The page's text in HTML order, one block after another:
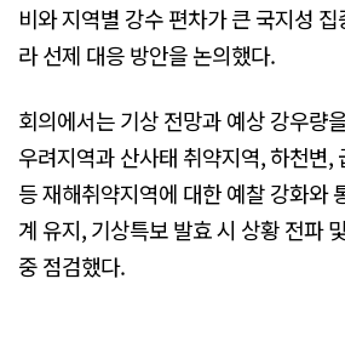
비와 지역별 강수 편차가 큰 국지성
라 선제 대응 방안을 논의했다.
회의에서는 기상 전망과 예상 강우량
우려지역과 산사태 취약지역, 하천변,
등 재해취약지역에 대한 예찰 강화와
계 유지, 기상특보 발효 시 상황 전파
중 점검했다.